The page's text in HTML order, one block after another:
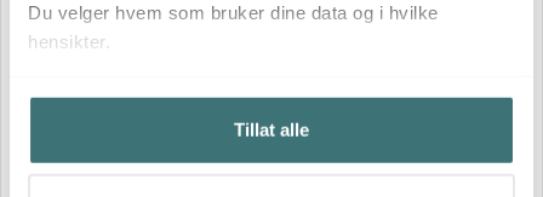
Du velger hvem som bruker dine data og i hvilke
hensikter.
Hvis du gir oss lov, vil vi også gjerne:
Innhente informasjon om den geografiske
beliggenheten din, som kan være nøyaktig innenfor
Tillat alle